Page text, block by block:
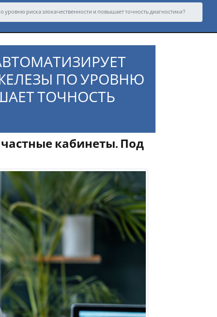
уровню риска злокачественности и повышает точность диагностики?
АВТОМАТИЗИРУЕТ
ПО УРОВНЮ
ТОЧНОСТЬ
кабинеты. Под